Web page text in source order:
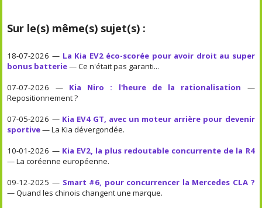
Sur le(s) même(s) sujet(s) :
18-07-2026 — La Kia EV2 éco-scorée pour avoir droit au super
bonus batterie— Ce n'était pas garanti...
07-07-2026 — Kia Niro : l'heure de la rationalisation —
Repositionnement ?
07-05-2026 — Kia EV4 GT, avec un moteur arrière pour devenir
sportive— La Kia dévergondée.
10-01-2026 — Kia EV2, la plus redoutable concurrente de la R4
— La coréenne européenne.
09-12-2025 — Smart #6, pour concurrencer la Mercedes CLA ?
— Quand les chinois changent une marque.